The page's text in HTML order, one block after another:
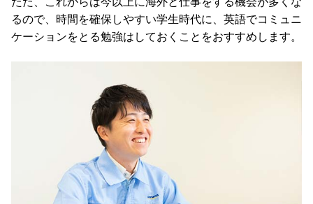
るので、時間を確保しやすい学生時代に、英語でコミュニ
ケーションをとる勉強はしておくことをおすすめします。